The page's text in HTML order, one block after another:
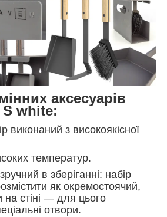
аксесуарів
S white:
виконаний з високоякісної
температур.
в зберіганні: набір
як окремостоячий,
на стіні — для цього
отвори.